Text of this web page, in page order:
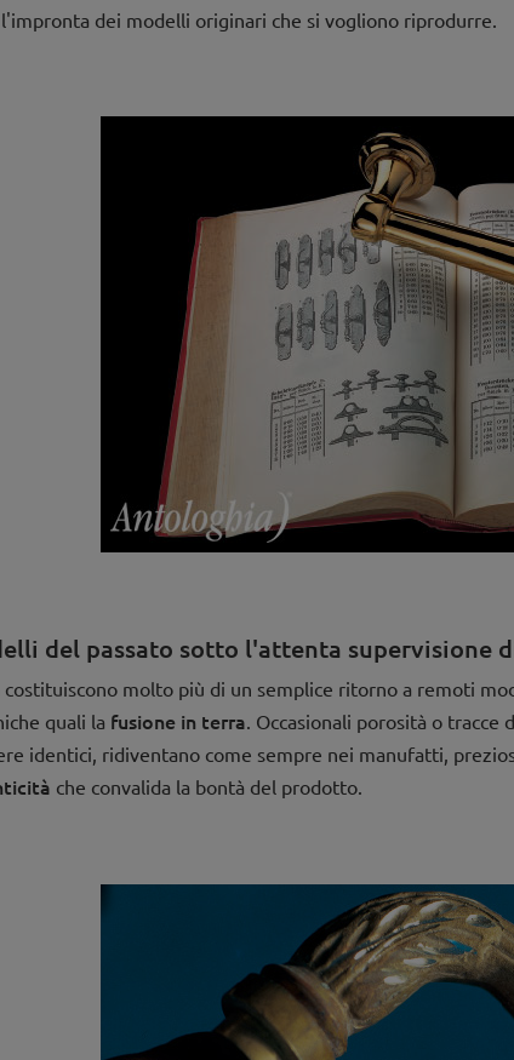
dei modelli originari che si vogliono riprodurre.
del passato sotto l'attenta supervisione
molto più di un semplice ritorno a remoti
quali la fusione in terra. Occasionali porosità o
identici, ridiventano come sempre nei manufatti,
che convalida la bontà del prodotto.